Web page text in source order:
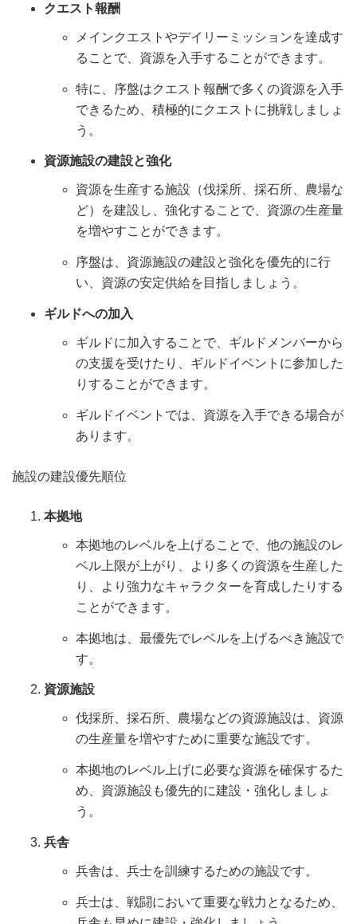
クエスト報酬
メインクエストやデイリーミッションを達成す
ることで、資源を入手することができます。
特に、序盤はクエスト報酬で多くの資源を入手
できるため、積極的にクエストに挑戦しましょ
う。
資源施設の建設と強化
資源を生産する施設（伐採所、採石所、農場な
ど）を建設し、強化することで、資源の生産量
を増やすことができます。
序盤は、資源施設の建設と強化を優先的に行
い、資源の安定供給を目指しましょう。
ギルドへの加入
ギルドに加入することで、ギルドメンバーから
の支援を受けたり、ギルドイベントに参加した
りすることができます。
ギルドイベントでは、資源を入手できる場合が
あります。
施設の建設優先順位
本拠地
本拠地のレベルを上げることで、他の施設のレ
ベル上限が上がり、より多くの資源を生産した
り、より強力なキャラクターを育成したりする
ことができます。
本拠地は、最優先でレベルを上げるべき施設で
す。
資源施設
伐採所、採石所、農場などの資源施設は、資源
の生産量を増やすために重要な施設です。
本拠地のレベル上げに必要な資源を確保するた
め、資源施設も優先的に建設・強化しましょ
う。
兵舎
兵舎は、兵士を訓練するための施設です。
兵士は、戦闘において重要な戦力となるため、